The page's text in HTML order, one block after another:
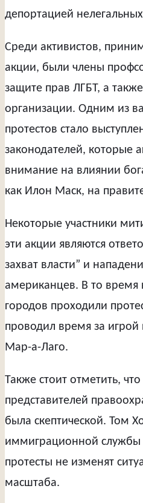
депортацией
Среди активистов,
акции, были члены
защите прав ЛГБТ, а
организации. Одним из
протестов стало
законодателей, которые
внимание на влиянии
как Илон Маск, на
Некоторые участники
эти акции являются
захват власти” и
американцев. В то время
городов проходили
проводил время за игрой
Мар-а-Лаго.
Также стоит отметить,
представителей
была скептической. Том
иммиграционной службы
протесты не изменят
масштаба.